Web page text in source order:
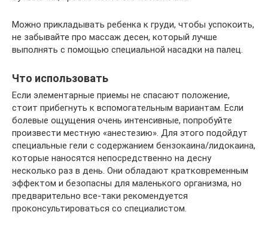
Можно прикладывать ребенка к груди, чтобы успокоить,
не забывайте про массаж десен, который лучше
выполнять с помощью специальной насадки на палец.
Что использовать
Если элементарные приемы не спасают положение,
стоит прибегнуть к вспомогательным вариантам. Если
болевые ощущения очень интенсивные, попробуйте
произвести местную «анестезию». Для этого подойдут
специальные гели с содержанием бензокаина/лидокаина,
которые наносятся непосредственно на десну
несколько раз в день. Они обладают кратковременным
эффектом и безопасны для маленького организма, но
предварительно все-таки рекомендуется
проконсультироваться со специалистом.